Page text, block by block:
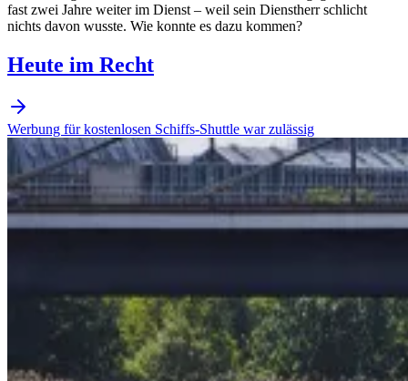
fast zwei Jahre weiter im Dienst – weil sein Dienstherr schlicht
nichts davon wusste. Wie konnte es dazu kommen?
Heute im Recht
Werbung für kostenlosen Schiffs-Shuttle war zulässig